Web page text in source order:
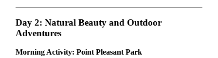
Day 2: Natural Beauty and Outdoor
Adventures
Morning Activity: Point Pleasant Park